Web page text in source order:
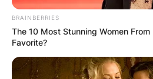
BRAINBERRIES
The 10 Most Stunning Women
Favorite?